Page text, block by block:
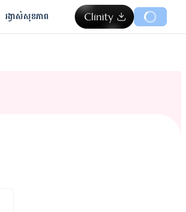
រង្វាស់​សុខភាព